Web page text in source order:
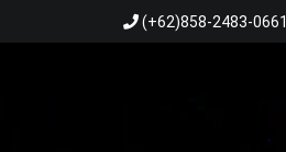
(+62)858-2483-0661